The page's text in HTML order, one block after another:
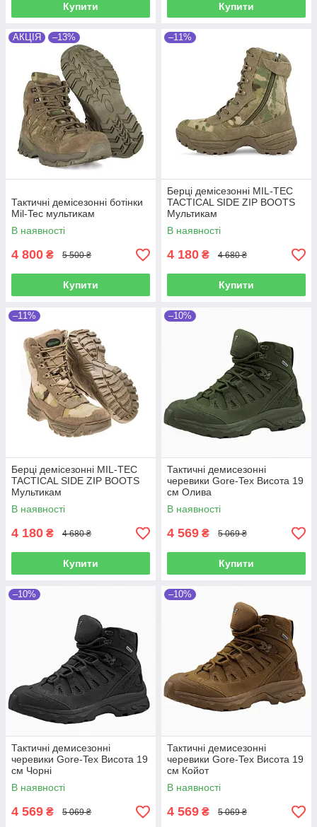
Купити Купити
АКЦІЯ –13%
Тактичні демісезонні ботінки
Mil-Tec мультикам
В наявності
4 800 ₴ 5 500 ₴
Купити
–11%
Берці демісезонні MIL-TEC
TACTICAL SIDE ZIP BOOTS
Мультикам
В наявності
4 180 ₴ 4 680 ₴
Купити
–11%
Берці демісезонні MIL-TEC
TACTICAL SIDE ZIP BOOTS
Мультикам
В наявності
4 180 ₴ 4 680 ₴
Купити
–10%
Тактичні демисезонні
черевики Gore-Tex Висота 19
см Олива
В наявності
4 569 ₴ 5 069 ₴
Купити
–10%
Тактичні демисезонні
черевики Gore-Tex Висота 19
см Чорні
В наявності
4 569 ₴ 5 069 ₴
–10%
Тактичні демисезонні
черевики Gore-Tex Висота 19
см Койот
В наявності
4 569 ₴ 5 069 ₴